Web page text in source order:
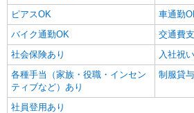
ピアスOK
車通勤
バイク通勤OK
交通費
社会保険あり
入社祝
各種手当（家族・役職・インセン
ティブなど）あり
制服貸与
社員登用あり